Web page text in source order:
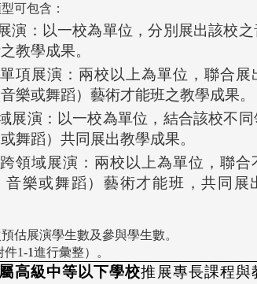
可包含：
演：以一校為單位，分別展出該校
教學成果。
項展演：兩校以上為單位，聯合展
音樂或舞蹈）藝術才能班之教學成果。
展演：以一校為單位，結合該校不同
舞蹈）共同展出教學成果。
領域展演：兩校以上為單位，聯合
音樂或舞蹈）藝術才能班，共同展
估展演學生數及參與學生數。
件1-1進行彙整）。
高級中等以下學校推展專長課程與